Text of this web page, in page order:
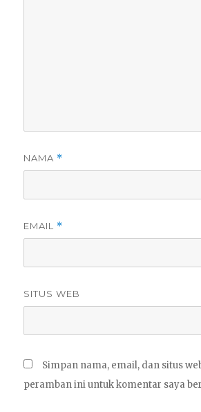
NAMA *
EMAIL *
SITUS WEB
Simpan nama, email, dan situs
peramban ini untuk komentar saya